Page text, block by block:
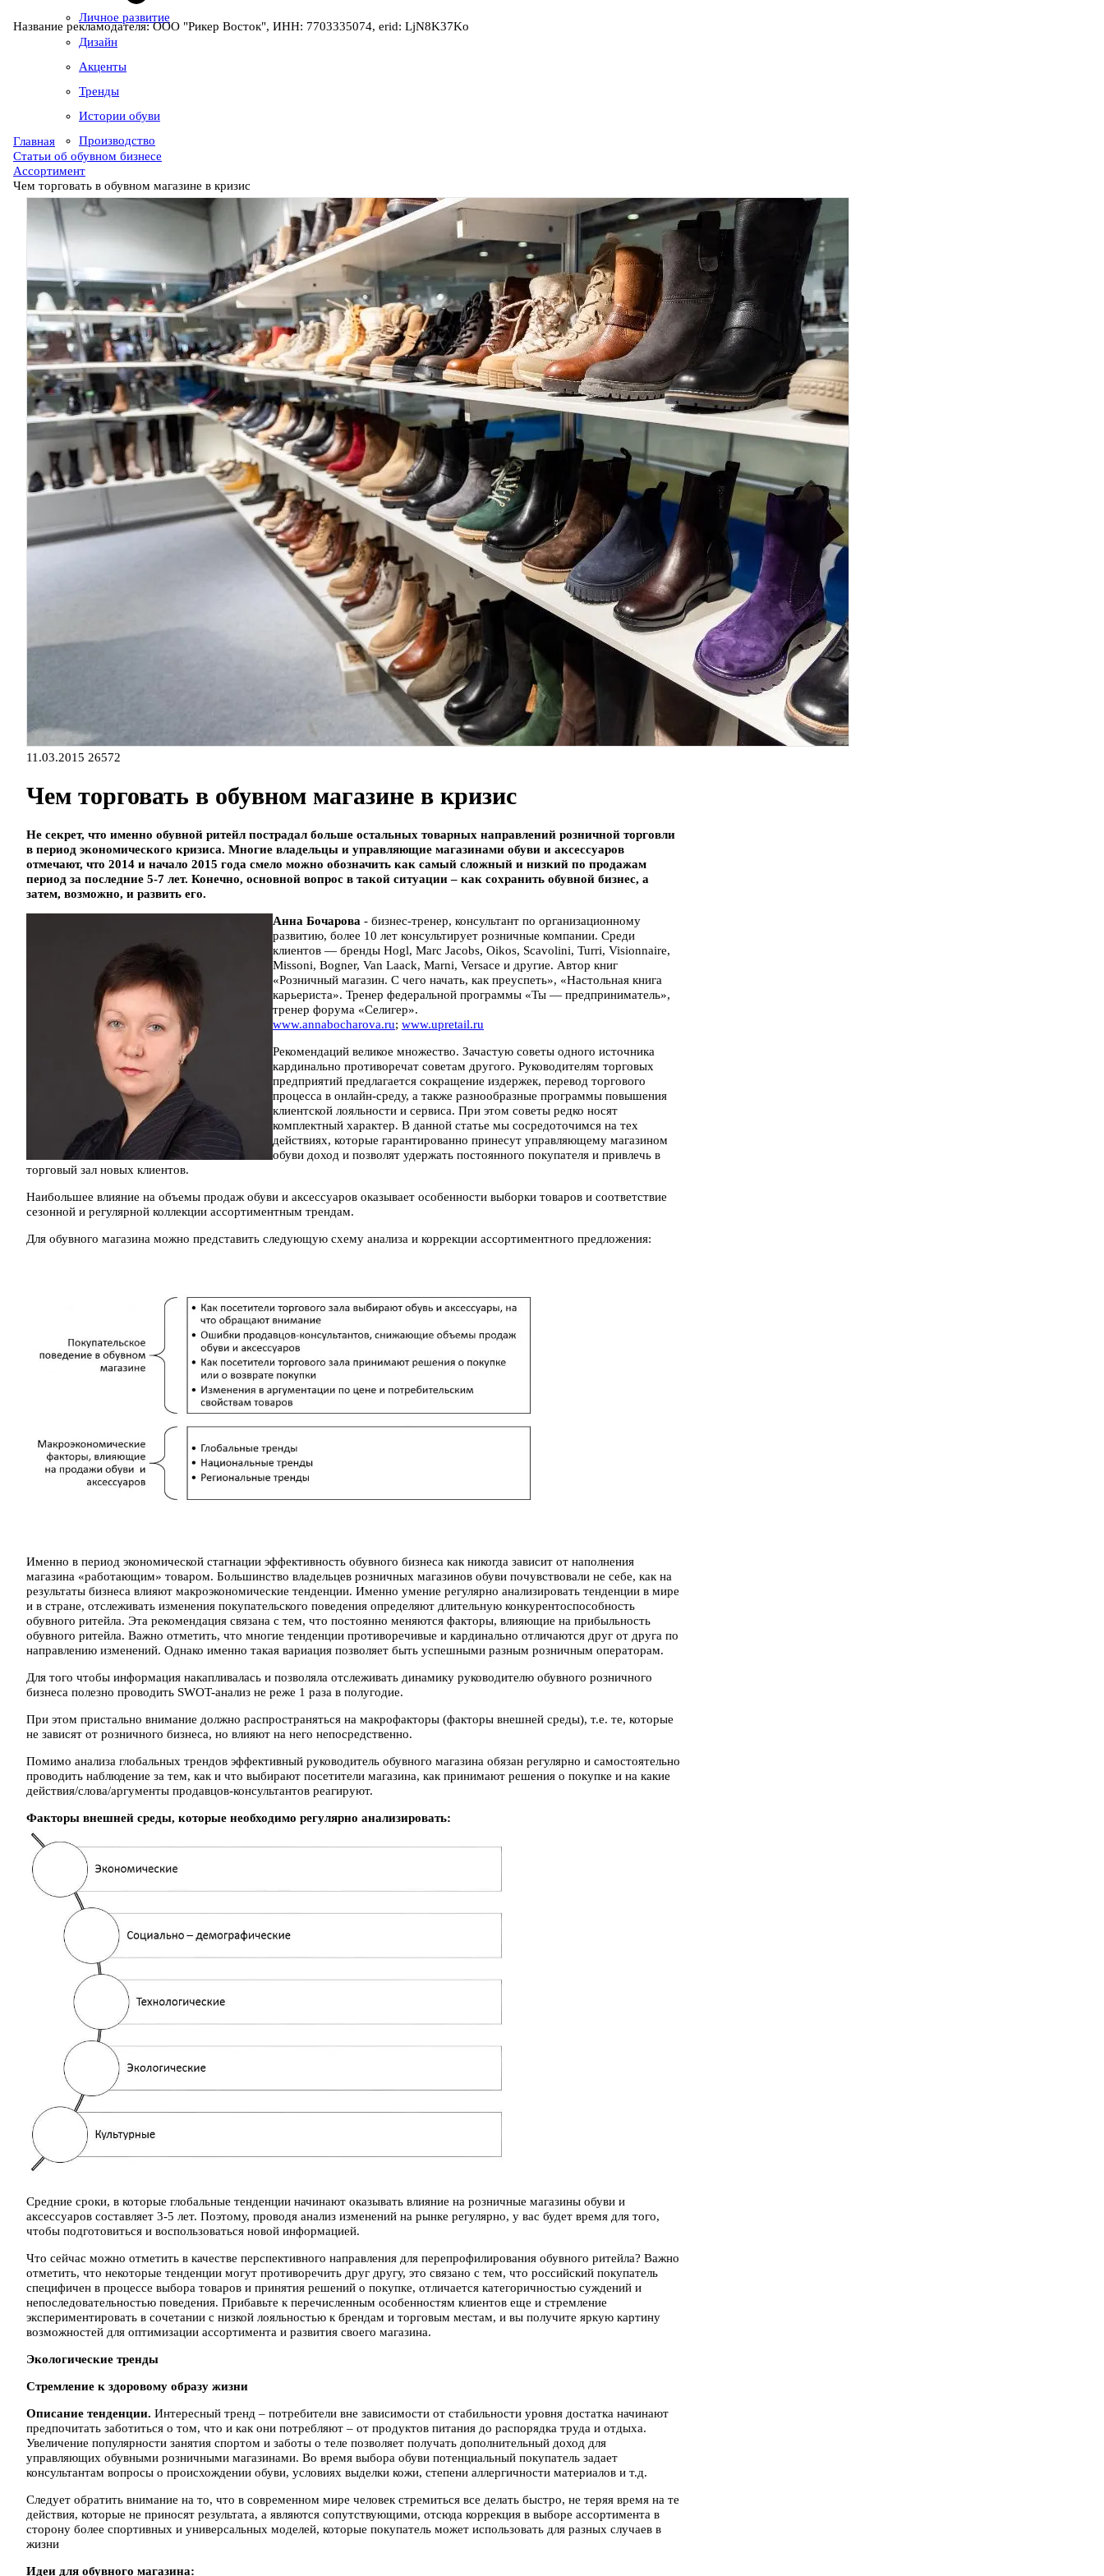
Личное развитие
Дизайн
Акценты
Тренды
Истории обуви
Производство
Название рекламодателя: ООО "Рикер Восток", ИНН: 7703335074, erid: LjN8K37Ko
Главная
Статьи об обувном бизнесе
Ассортимент
Чем торговать в обувном магазине в кризис
11.03.2015 26572
Чем торговать в обувном магазине в кризис
Не секрет, что именно обувной ритейл пострадал больше остальных товарных направлений розничной торговли
в период экономического кризиса. Многие владельцы и управляющие магазинами обуви и аксессуаров
отмечают, что 2014 и начало 2015 года смело можно обозначить как самый сложный и низкий по продажам
период за последние 5-7 лет. Конечно, основной вопрос в такой ситуации – как сохранить обувной бизнес, а
затем, возможно, и развить его.
Анна Бочарова - бизнес-тренер, консультант по организационному
развитию, более 10 лет консультирует розничные компании. Среди
клиентов — бренды Hogl, Marc Jacobs, Oikos, Scavolini, Turri, Visionnaire,
Missoni, Bogner, Van Laack, Marni, Versace и другие. Автор книг
«Розничный магазин. С чего начать, как преуспеть», «Настольная книга
карьериста». Тренер федеральной программы «Ты — предприниматель»,
тренер форума «Селигер».
www.annabocharova.ru; www.upretail.ru
Рекомендаций великое множество. Зачастую советы одного источника
кардинально противоречат советам другого. Руководителям торговых
предприятий предлагается сокращение издержек, перевод торгового
процесса в онлайн-среду, а также разнообразные программы повышения
клиентской лояльности и сервиса. При этом советы редко носят
комплектный характер. В данной статье мы сосредоточимся на тех
действиях, которые гарантированно принесут управляющему магазином
обуви доход и позволят удержать постоянного покупателя и привлечь в
торговый зал новых клиентов.
Наибольшее влияние на объемы продаж обуви и аксессуаров оказывает особенности выборки товаров и соответствие
сезонной и регулярной коллекции ассортиментным трендам.
Для обувного магазина можно представить следующую схему анализа и коррекции ассортиментного предложения:
Именно в период экономической стагнации эффективность обувного бизнеса как никогда зависит от наполнения
магазина «работающим» товаром. Большинство владельцев розничных магазинов обуви почувствовали не себе, как на
результаты бизнеса влияют макроэкономические тенденции. Именно умение регулярно анализировать тенденции в мире
и в стране, отслеживать изменения покупательского поведения определяют длительную конкурентоспособность
обувного ритейла. Эта рекомендация связана с тем, что постоянно меняются факторы, влияющие на прибыльность
обувного ритейла. Важно отметить, что многие тенденции противоречивые и кардинально отличаются друг от друга по
направлению изменений. Однако именно такая вариация позволяет быть успешными разным розничным операторам.
Для того чтобы информация накапливалась и позволяла отслеживать динамику руководителю обувного розничного
бизнеса полезно проводить SWOT-анализ не реже 1 раза в полугодие.
При этом пристально внимание должно распространяться на макрофакторы (факторы внешней среды), т.е. те, которые
не зависят от розничного бизнеса, но влияют на него непосредственно.
Помимо анализа глобальных трендов эффективный руководитель обувного магазина обязан регулярно и самостоятельно
проводить наблюдение за тем, как и что выбирают посетители магазина, как принимают решения о покупке и на какие
действия/слова/аргументы продавцов-консультантов реагируют.
Факторы внешней среды, которые необходимо регулярно анализировать:
Средние сроки, в которые глобальные тенденции начинают оказывать влияние на розничные магазины обуви и
аксессуаров составляет 3-5 лет. Поэтому, проводя анализ изменений на рынке регулярно, у вас будет время для того,
чтобы подготовиться и воспользоваться новой информацией.
Что сейчас можно отметить в качестве перспективного направления для перепрофилирования обувного ритейла? Важно
отметить, что некоторые тенденции могут противоречить друг другу, это связано с тем, что российский покупатель
специфичен в процессе выбора товаров и принятия решений о покупке, отличается категоричностью суждений и
непоследовательностью поведения. Прибавьте к перечисленным особенностям клиентов еще и стремление
экспериментировать в сочетании с низкой лояльностью к брендам и торговым местам, и вы получите яркую картину
возможностей для оптимизации ассортимента и развития своего магазина.
Экологические тренды
Стремление к здоровому образу жизни
Описание тенденции. Интересный тренд – потребители вне зависимости от стабильности уровня достатка начинают
предпочитать заботиться о том, что и как они потребляют – от продуктов питания до распорядка труда и отдыха.
Увеличение популярности занятия спортом и заботы о теле позволяет получать дополнительный доход для
управляющих обувными розничными магазинами. Во время выбора обуви потенциальный покупатель задает
консультантам вопросы о происхождении обуви, условиях выделки кожи, степени аллергичности материалов и т.д.
Следует обратить внимание на то, что в современном мире человек стремиться все делать быстро, не теряя время на те
действия, которые не приносят результата, а являются сопутствующими, отсюда коррекция в выборе ассортимента в
сторону более спортивных и универсальных моделей, которые покупатель может использовать для разных случаев в
жизни
Идеи для обувного магазина: